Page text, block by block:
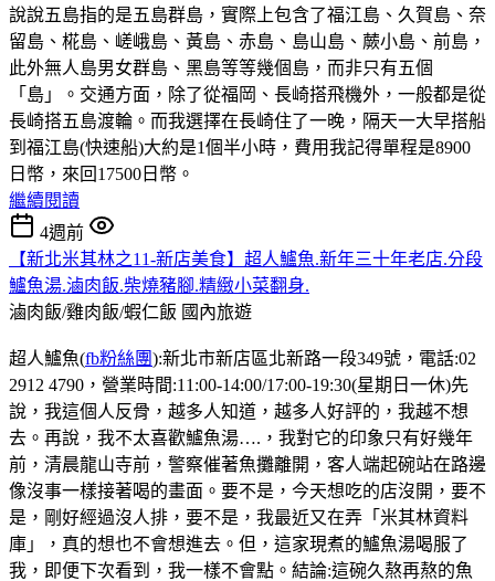
說說五島指的是五島群島，實際上包含了福江島、久賀島、奈
留島、椛島、嵯峨島、黃島、赤島、島山島、蕨小島、前島，
此外無人島男女群島、黑島等等幾個島，而非只有五個
「島」。交通方面，除了從福岡、長崎搭飛機外，一般都是從
長崎搭五島渡輪。而我選擇在長崎住了一晚，隔天一大早搭船
到福江島(快速船)大約是1個半小時，費用我記得單程是8900
日幣，來回17500日幣。
繼續閱讀
4週前
【新北米其林之11-新店美食】超人鱸魚.新年三十年老店.分段
鱸魚湯.滷肉飯.柴燒豬腳.精緻小菜翻身.
滷肉飯/雞肉飯/蝦仁飯 國內旅遊
超人鱸魚(fb粉絲團):新北市新店區北新路一段349號，電話:02
2912 4790，營業時間:11:00-14:00/17:00-19:30(星期日一休)先
說，我這個人反骨，越多人知道，越多人好評的，我越不想
去。再說，我不太喜歡鱸魚湯….，我對它的印象只有好幾年
前，清晨龍山寺前，警察催著魚攤離開，客人端起碗站在路邊
像沒事一樣接著喝的畫面。要不是，今天想吃的店沒開，要不
是，剛好經過沒人排，要不是，我最近又在弄「米其林資料
庫」，真的想也不會想進去。但，這家現煮的鱸魚湯喝服了
我，即便下次看到，我一樣不會點。結論:這碗久熬再熬的魚